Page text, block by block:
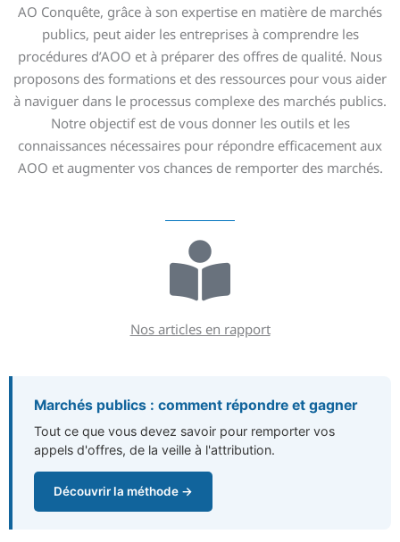
AO Conquête, grâce à son expertise en matière de marchés
publics, peut aider les entreprises à comprendre les
procédures d’AOO et à préparer des offres de qualité. Nous
proposons des formations et des ressources pour vous aider
à naviguer dans le processus complexe des marchés publics.
Notre objectif est de vous donner les outils et les
connaissances nécessaires pour répondre efficacement aux
AOO et augmenter vos chances de remporter des marchés.
Nos articles en rapport
Marchés publics : comment répondre et gagner
Tout ce que vous devez savoir pour remporter vos
appels d'offres, de la veille à l'attribution.
Découvrir la méthode →